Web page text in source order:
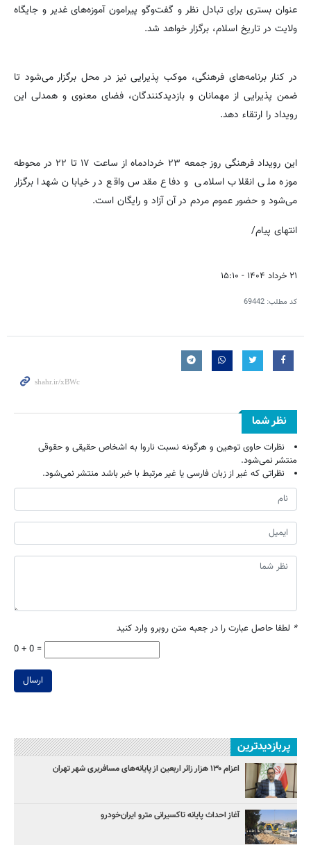
عنوان بستری برای تبادل نظر و گفت‌وگو پیرامون آموزه‌های غدیر و جایگاه
ولایت در تاریخ اسلام، برگزار خواهد شد.
در کنار برنامه‌های فرهنگی، موکب پذیرایی نیز در محل برگزار می‌شود تا
ضمن پذیرایی از مهمانان و بازدیدکنندگان، فضای معنوی و همدلی این
رویداد را ارتقاء دهد.
این رویداد فرهنگی روز جمعه ۲۳ خردادماه از ساعت ۱۷ تا ۲۲ در محوطه
موزه ملی انقلاب اسلامی و دفاع مقدس واقع در خیابان شهدا برگزار
می‌شود و حضور عموم مردم در آن آزاد و رایگان است.
انتهای پیام/
۲۱ خرداد ۱۴۰۴ - ۱۵:۱۰
کد مطلب: 69442
نظر شما
نظرات حاوی توهین و هرگونه نسبت ناروا به اشخاص حقیقی و حقوقی
منتشر نمی‌شود.
نظراتی که غیر از زبان فارسی یا غیر مرتبط با خبر باشد منتشر نمی‌شود.
* لطفا حاصل عبارت را در جعبه متن روبرو وارد کنید
0 + 0 =
ارسال
پربازدیدترین
اعزام ۱۳۰ هزار زائر اربعین از پایانه‌های مسافربری شهر تهران
آغاز احداث پایانه تاکسیرانی مترو ایران‌خودرو